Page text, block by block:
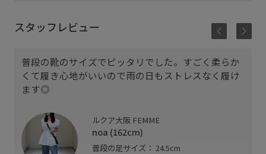
スタッフレビュー
普段の靴のサイズでピッタリでした。すごく柔らか
くて履き心地がいいので雨の日もストレスなく履け
ます◎
ルクア大阪 FEMME
noa (162cm)
普段の足サイズ： 24.5cm